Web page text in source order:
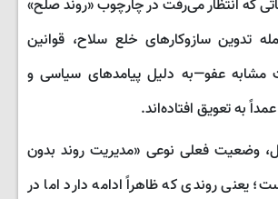
که انتظار می‌رفت در چارچوب «روند صلح»
تدوین سازوکارهای خلع سلاح، قوانین
مشابه عفو—به دلیل پیامدهای سیاسی و
به تعویق افتاده‌اند.
وضعیت فعلی نوعی «مدیریت روند بدون
یعنی روندی که ظاهراً ادامه دارد اما در